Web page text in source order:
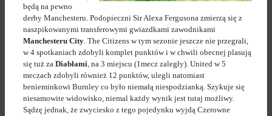
będą na pewno
derby Manchesteru. Podopieczni Sir Alexa Fergusona zmierzą się z
naszpikowanymi transferowymi gwiazdkami zawodnikami
Manchesteru City. The Citizens w tym sezonie jeszcze nie przegrali,
w 4 spotkaniach zdobyli komplet punktów i w chwili obecnej plasują
się tuż za Diabłami, na 3 miejscu (1mecz zaległy). United w 5
meczach zdobyli również 12 punktów, ulegli natomiast
benieminkowi Burnley co było niemałą niespodzianką. Szykuje się
niesamowite widowisko, niemal każdy wynik jest tutaj możliwy.
Sądzę jednak, że zwyciesko z tego pojedynku wyjdą Czerowne